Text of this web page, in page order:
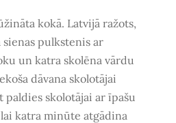
kokā. Latvijā ražots,
pulkstenisar
un katra skolēna vārdu
dāvana skolotājai
paldies skolotājai ar īpašu
lai katra minūte atgādina